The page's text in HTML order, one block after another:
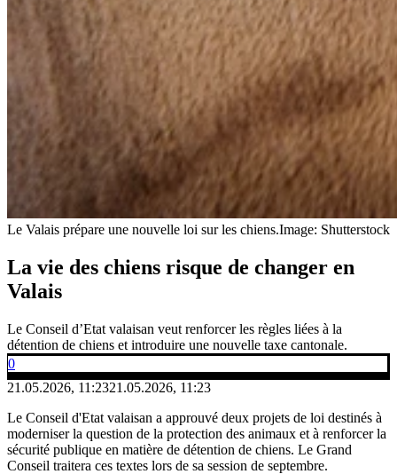
Le Valais prépare une nouvelle loi sur les chiens.Image: Shutterstock
La vie des chiens risque de changer en
Valais
Le Conseil d’Etat valaisan veut renforcer les règles liées à la
détention de chiens et introduire une nouvelle taxe cantonale.
0
21.05.2026, 11:2321.05.2026, 11:23
Le Conseil d'Etat valaisan a approuvé deux projets de loi destinés à
moderniser la question de la protection des animaux et à renforcer la
sécurité publique en matière de détention de chiens. Le Grand
Conseil traitera ces textes lors de sa session de septembre.